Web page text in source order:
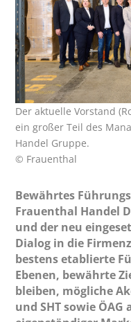
Der aktuelle Vorstand
ein großer Teil des
Handel Gruppe.
© Frauenthal
Bewährtes
Frauenthal Handel
und der neu
Dialog in die
bestens etablierte
Ebenen, bewährte
bleiben, mögliche
und SHT sowie